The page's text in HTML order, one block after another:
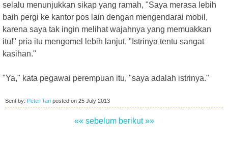
selalu menunjukkan sikap yang ramah, "Saya merasa lebih
baih pergi ke kantor pos lain dengan mengendarai mobil,
karena saya tak ingin melihat wajahnya yang memuakkan
itu!" pria itu mengomel lebih lanjut, "Istrinya tentu sangat
kasihan."
"Ya," kata pegawai perempuan itu, "saya adalah istrinya."
Sent by: Peter Tan posted on 25 July 2013
«« sebelum berikut »»